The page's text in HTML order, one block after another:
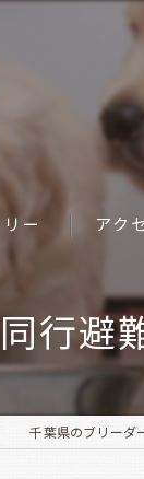
ー アク
行避
千葉県のブリーダ